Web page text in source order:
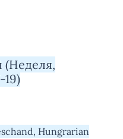
(Неделя,
Hungrarian